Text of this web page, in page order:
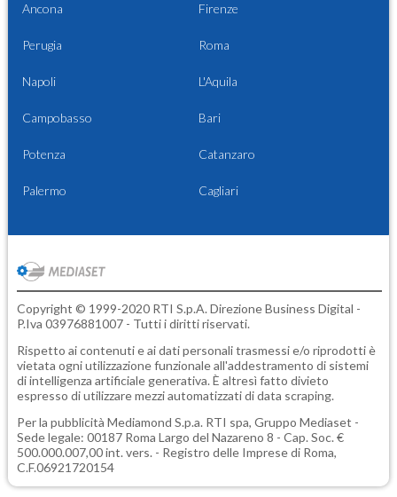
Ancona Firenze
Perugia Roma
Napoli L'Aquila
Campobasso Bari
Potenza Catanzaro
Palermo Cagliari
Copyright © 1999-2020 RTI S.p.A. Direzione Business Digital -
P.Iva 03976881007 - Tutti i diritti riservati.
Rispetto ai contenuti e ai dati personali trasmessi e/o riprodotti è
vietata ogni utilizzazione funzionale all'addestramento di sistemi
di intelligenza artificiale generativa. È altresì fatto divieto
espresso di utilizzare mezzi automatizzati di data scraping.
Per la pubblicità Mediamond S.p.a. RTI spa, Gruppo Mediaset -
Sede legale: 00187 Roma Largo del Nazareno 8 - Cap. Soc. €
500.000.007,00 int. vers. - Registro delle Imprese di Roma,
C.F.06921720154